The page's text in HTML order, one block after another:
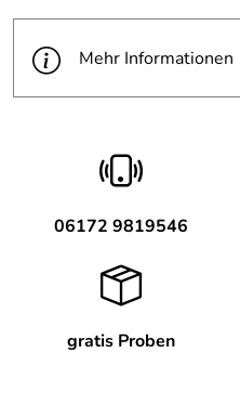
Mehr Informationen
06172 9819546
gratis Proben